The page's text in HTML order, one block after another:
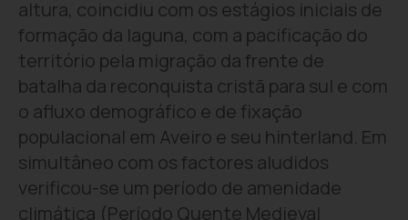
altura, coincidiu com os estágios iniciais de
formação da laguna, com a pacificação do
território pela migração da frente de
batalha da reconquista cristã para sul e com
o afluxo demográfico e de fixação
populacional em Aveiro e seu hinterland. Em
simultâneo com os factores aludidos
verificou-se um período de amenidade
climática (Período Quente Medieval